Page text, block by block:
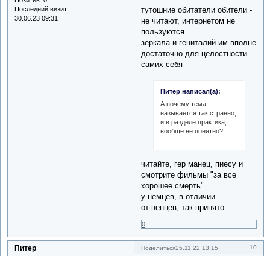
Последний визит:
30.06.23 09:31
тутошние обитатели обители -
не читают, интернетом не
пользуются
зеркала и гениталий им вполне
достаточно для целостности
самих себя
Питер написал(а):
А почему тема
называется так странно,
и в разделе практика,
вообще не понятно?
читайте, гер манец, пиесу и
смотрите фильмы "за все
хорошее смерть"
у немцев, в отличии
от ненцев, так принято
0
Поделиться 10
25.11.22 13:15
Питер